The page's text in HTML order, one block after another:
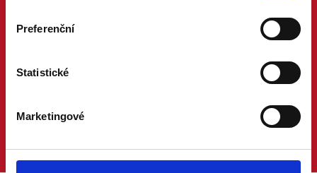
Preferenční
Statistické
Marketingové